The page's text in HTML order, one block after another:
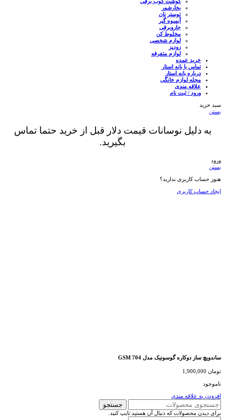
بخارشور
توستر نان
آبمیوه گیر
جاروبرقی
مخلوط کن
لوازم شخصی
زودپز
لوازم متفرقه
خرید عمده
تماس با بانه استار
درباره بانه استار
مجله لوازم خانگی
علاقه مندی
ورود / ثبت نام
سبد خرید
بستن
به دلیل نوسانات قیمت دلار قبل از خرید حتما تماس
بگیرید.
ورود
بستن
هنوز حساب کاربری ندارید؟
ایجاد حساب کاربری
ساندویچ ساز دوکاره گوسونیک مدل GSM 704
تومان
ناموجود
افزودن به علاقه مندی
جستجو
برای دیدن محصولات که دنبال آن هستید تایپ کنید.